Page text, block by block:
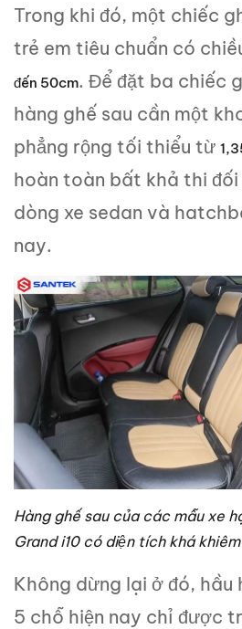
Trong khi đó, một chiếc
trẻ em tiêu chuẩn có
đến 50cm. Để đặt ba chiếc
hàng ghế sau cần một
phẳng rộng tối thiểu từ
hoàn toàn bất khả thi
dòng xe sedan và
nay.
Hàng ghế sau của các mẫu xe
Grand i10 có diện tích khá
Không dừng lại ở đó, hầu
5 chỗ hiện nay chỉ được